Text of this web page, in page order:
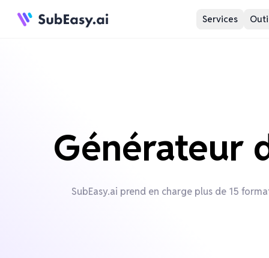
Services
Générateur
SubEasy.ai prend en charge plus de 15